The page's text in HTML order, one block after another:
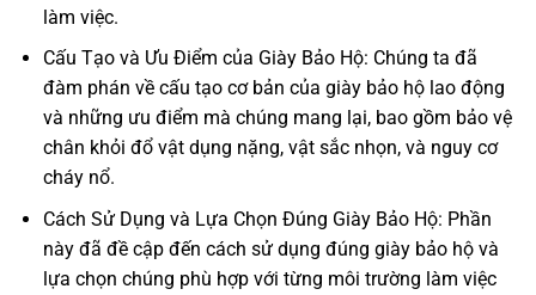
làm việc.
Cấu Tạo và Ưu Điểm của Giày Bảo Hộ: Chúng ta đã
đàm phán về cấu tạo cơ bản của giày bảo hộ lao động
và những ưu điểm mà chúng mang lại, bao gồm bảo vệ
chân khỏi đổ vật dụng nặng, vật sắc nhọn, và nguy cơ
cháy nổ.
Cách Sử Dụng và Lựa Chọn Đúng Giày Bảo Hộ: Phần
này đã đề cập đến cách sử dụng đúng giày bảo hộ và
lựa chọn chúng phù hợp với từng môi trường làm việc